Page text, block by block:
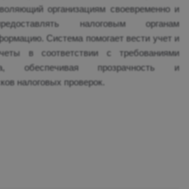
организациям своевременно и
налоговым органам
Система помогает вести учет и
в соответствии с требованиями
обеспечивая прозрачность и
налоговых проверок.